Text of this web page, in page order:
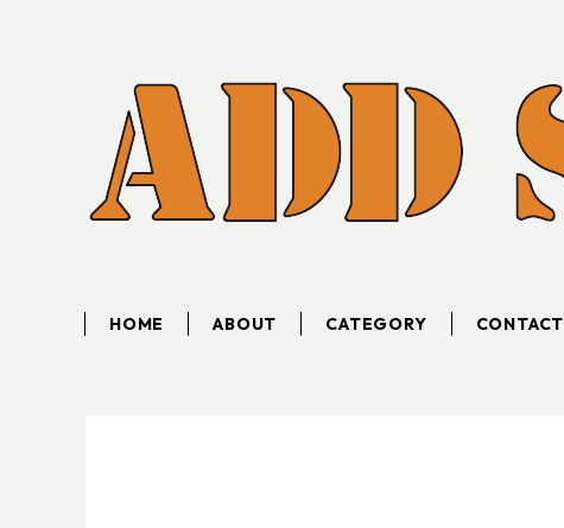
HOME ABOUT CATEGORY CONTACT